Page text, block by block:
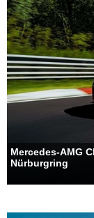
Mercedes-AMG
Nürburgring